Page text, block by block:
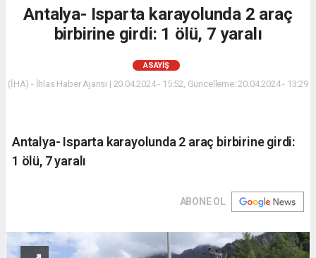
Antalya- Isparta karayolunda 2 araç
birbirine girdi: 1 ölü, 7 yaralı
ASAYIŞ
(İHA) - İhlas Haber Ajansı | 20.04.2024 - 15:52, Güncelleme: 20.04.2024 - 13:29
Antalya- Isparta karayolunda 2 araç birbirine girdi:
1 ölü, 7 yaralı
ABONE OL